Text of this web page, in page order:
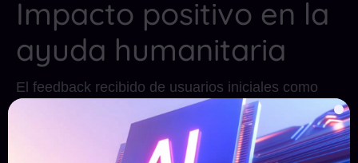
Impacto positivo en la
ayuda humanitaria
El feedback recibido de usuarios iniciales como
GiveDirectly resalta la efectividad de combinar
datos de inundaciones y población para dirigir de
manera más precisa la ayuda humanitaria.